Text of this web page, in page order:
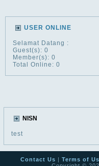
USER ONLINE
Selamat Datang :
Guest(s): 0
Member(s): 0
Total Online: 0
NISN
test
Contact Us | Terms of